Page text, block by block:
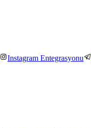
Instagram Entegrasyonu